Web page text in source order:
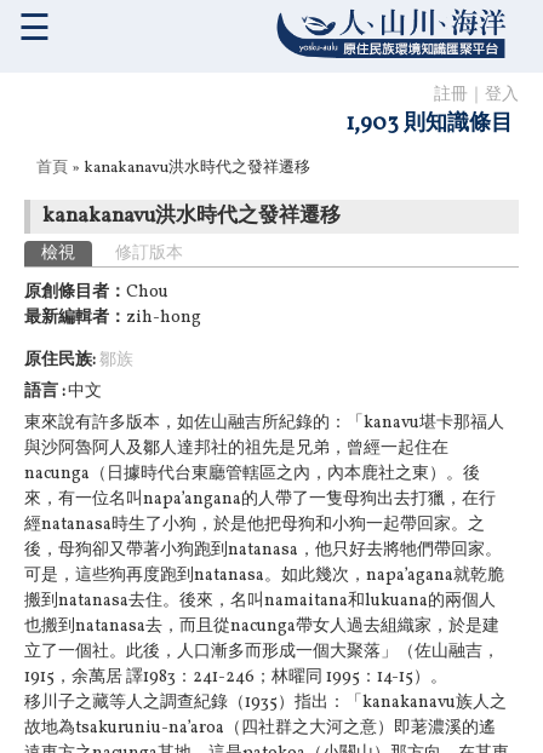
註冊 登入
1,903 則知識條目
☰
您在這裡
首頁 » kanakanavu洪水時代之發祥遷移
kanakanavu洪水時代之發祥遷移
主要索引標籤
檢視 (作用中頁籤)
修訂版本
原創條目者： Chou
最新編輯者： zih-hong
原住民族:鄒族
語言 中文
東來說有許多版本，如佐山融吉所紀錄的：「kanavu堪卡那福人
與沙阿魯阿人及鄒人達邦社的祖先是兄弟，曾經一起住在
nacunga（日據時代台東廳管轄區之內，內本鹿社之東）。後
來，有一位名叫napa’angana的人帶了一隻母狗出去打獵，在行
經natanasa時生了小狗，於是他把母狗和小狗一起帶回家。之
後，母狗卻又帶著小狗跑到natanasa，他只好去將牠們帶回家。
可是，這些狗再度跑到natanasa。如此幾次，napa’agana就乾脆
搬到natanasa去住。後來，名叫namaitana和lukuana的兩個人
也搬到natanasa去，而且從nacunga帶女人過去組織家，於是建
立了一個社。此後，人口漸多而形成一個大聚落」（佐山融吉，
1915，余萬居 譯1983：241-246；林曜同 1995：14-15）。
移川子之藏等人之調查紀錄（1935）指出：「kanakanavu族人之
故地為tsakuruniu-na’aroa（四社群之大河之意）即荖濃溪的遙